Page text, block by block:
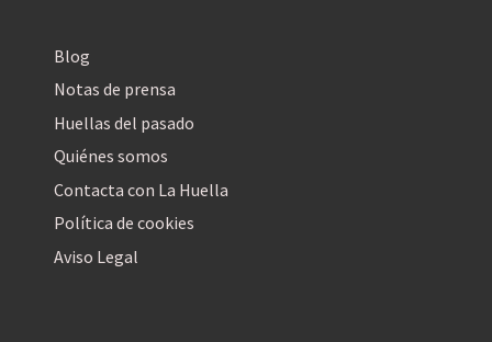
Blog
Notas de prensa
Huellas del pasado
Quiénes somos
Contacta con La Huella
Política de cookies
Aviso Legal